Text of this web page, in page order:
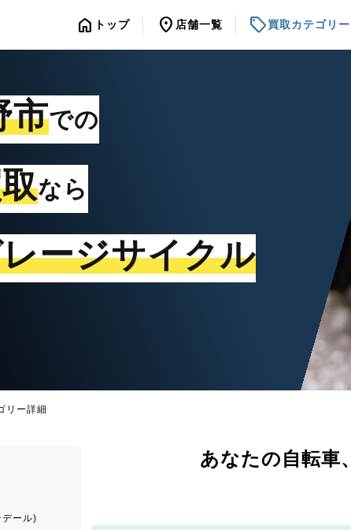
home トップ location_on 店舗一覧 sell買取カテゴリー
市での
なら
ージサイクル
リー詳細
あなたの自転車、
ール)